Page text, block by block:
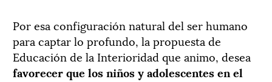
Por esa configuración natural del ser humano
para captar lo profundo, la propuesta de
Educación de la Interioridad que animo, desea
favorecer que los niños y adolescentes en el